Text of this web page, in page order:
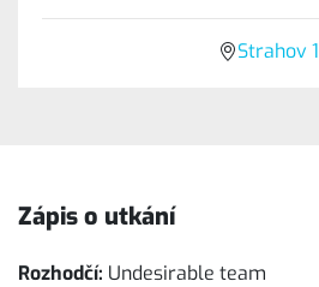
Strahov 1
Zápis o utkání
Rozhodčí: Undesirable team